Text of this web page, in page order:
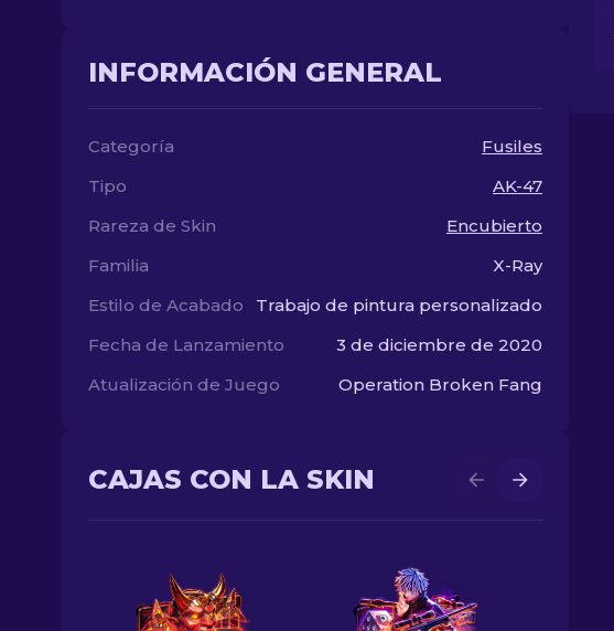
INFORMACIÓN GENERAL
Categoría
Fusiles
Tipo
AK-47
Rareza de Skin
Encubierto
Familia
X-Ray
Estilo de Acabado
Trabajo de pintura personalizado
Fecha de Lanzamiento
3 de diciembre de 2020
Atualización de Juego
Operation Broken Fang
CAJAS CON LA SKIN